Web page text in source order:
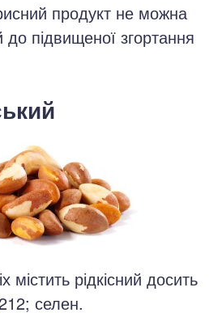
продукт не можна
підвищеної згортання
містить рідкісний досить
селен.